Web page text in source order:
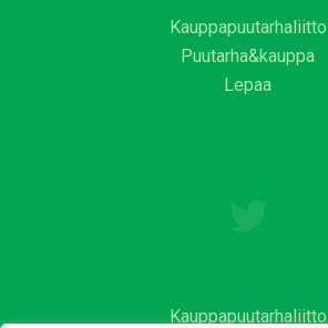
Kauppapuutarhaliitto
Puutarha&kauppa
Lepaa
Kauppapuutarhaliitto